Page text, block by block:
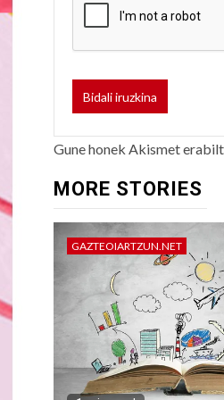
Gune honek Akismet
MORE STORIES
GAZTEOIARTZUN.NET